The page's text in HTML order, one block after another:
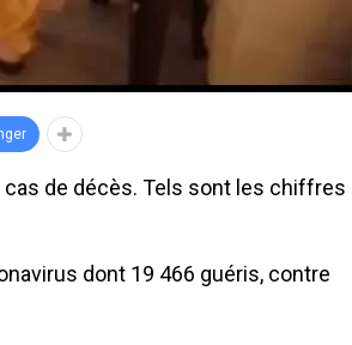
de décès. Tels sont les chiffres
dont 19 466 guéris, contre